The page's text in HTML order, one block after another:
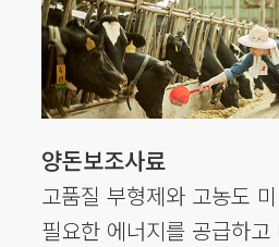
양돈보조사료
고품질 부형제와 고농도
필요한 에너지를 공급하